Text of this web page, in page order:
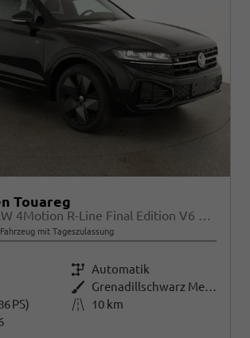
Touareg
3.0 TDI 210 kW 4Motion R-Line Final Edition V6 Black Edition, HuD, Luft, Standheizung, Pano, Dynaudio, Leder, AHK, Navi, Side, Winter, 5 J.-Garantie
Fahrzeug mit Tageszulassung
Getriebe Automatik
Außenfarbe
Grenadillschwarz Metallic
PS) Kilometerstand
10 km